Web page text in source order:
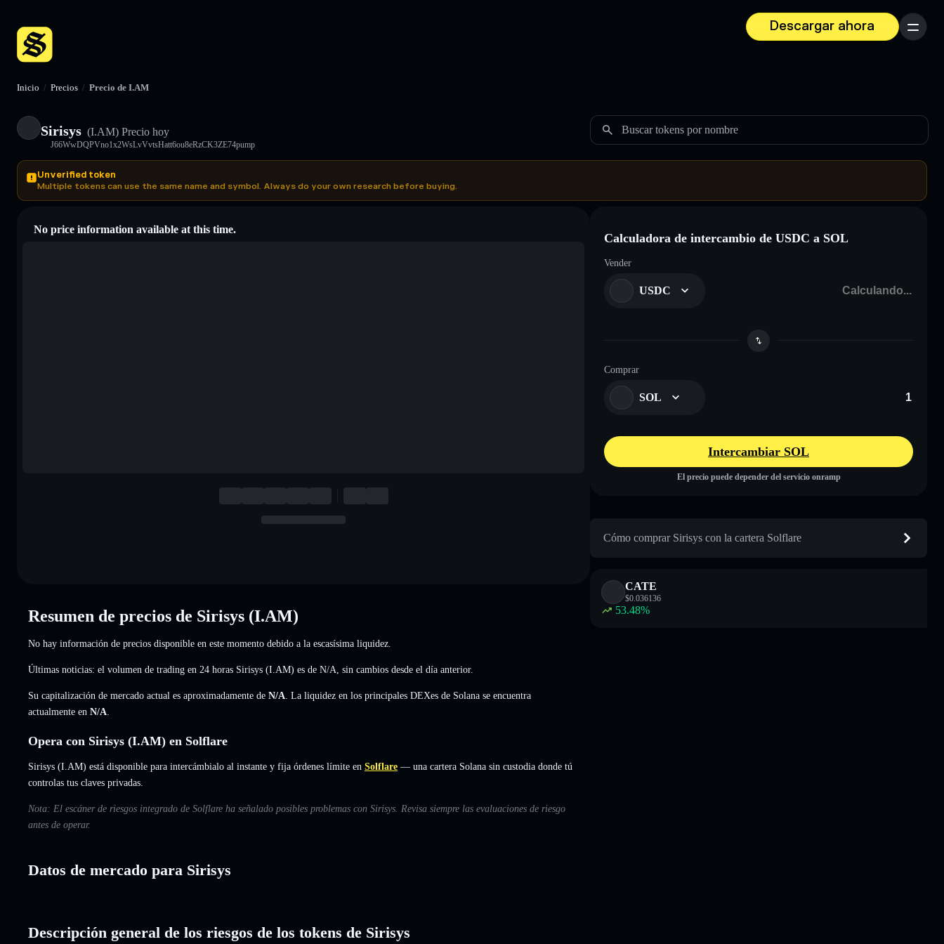
Descargar ahora
Menú
Inicio / Precios / Precio de I.AM
Sirisys (I.AM) Precio hoy
J66WwDQPVno1x2WsLvVvtsHatt6ou8eRzCK3ZE74pump
Buscar tokens por nombre
Unverified token
Multiple tokens can use the same name and symbol. Always do your own research before buying.
No price information available at this time.
Resumen de precios de Sirisys (I.AM)
No hay información de precios disponible en este momento debido a la escasísima liquidez.
Últimas noticias: el volumen de trading en 24 horas Sirisys (I.AM) es de N/A sin cambios desde el día anterior.
Su capitalización de mercado actual es aproximadamente de N/A . La liquidez en los principales DEXes de Solana se encuentra
actualmente en N/A
Opera con Sirisys (I.AM) en Solflare
Sirisys (I.AM) está disponible para intercámbialo al instante y fija órdenes límite en Solflare — una cartera Solana sin custodia donde tú
controlas tus claves privadas.
Nota: El escáner de riesgos integrado de Solflare ha señalado posibles problemas con Sirisys. Revisa siempre las evaluaciones de riesgo
antes de operar.
Datos de mercado para Sirisys
Descripción general de los riesgos de los tokens de Sirisys
Calculadora de intercambio de USDC a SOL
Vender
USDC
Comprar
SOL
Intercambiar SOL
El precio puede depender del servicio onramp
Cómo comprar Sirisys con la cartera Solflare
CATE
$0.036136
53.48%